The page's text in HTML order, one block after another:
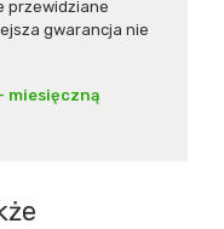
przewidziane
gwarancja nie
miesięczną